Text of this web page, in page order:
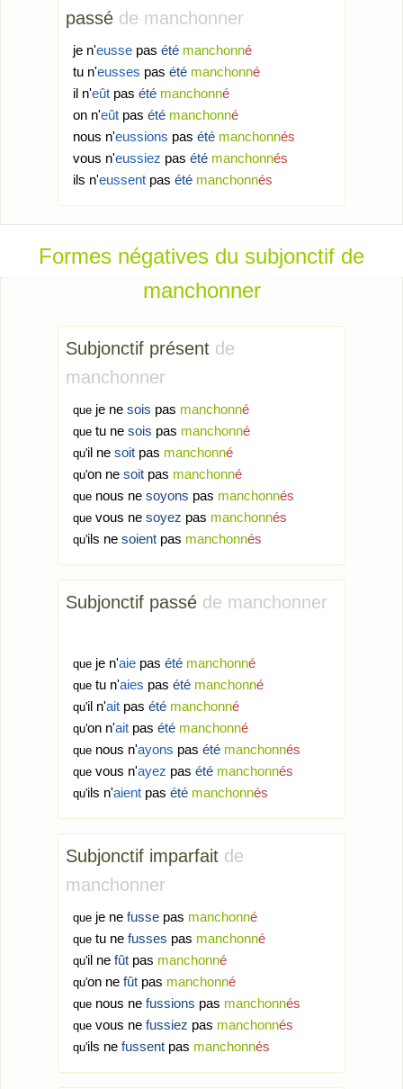
passé de manchonner
je n'eusse pas été manchonné
tu n'eusses pas été manchonné
il n'eût pas été manchonné
on n'eût pas été manchonné
nous n'eussions pas été manchonnés
vous n'eussiez pas été manchonnés
ils n'eussent pas été manchonnés
Formes négatives du subjonctif de
manchonner
Subjonctif présent de
manchonner
que je ne sois pas manchonné
que tu ne sois pas manchonné
qu'il ne soit pas manchonné
qu'on ne soit pas manchonné
que nous ne soyons pas manchonnés
que vous ne soyez pas manchonnés
qu'ils ne soient pas manchonnés
Subjonctif passé de manchonner
que je n'aie pas été manchonné
que tu n'aies pas été manchonné
qu'il n'ait pas été manchonné
qu'on n'ait pas été manchonné
que nous n'ayons pas été manchonnés
que vous n'ayez pas été manchonnés
qu'ils n'aient pas été manchonnés
Subjonctif imparfait de
manchonner
que je ne fusse pas manchonné
que tu ne fusses pas manchonné
qu'il ne fût pas manchonné
qu'on ne fût pas manchonné
que nous ne fussions pas manchonnés
que vous ne fussiez pas manchonnés
qu'ils ne fussent pas manchonnés